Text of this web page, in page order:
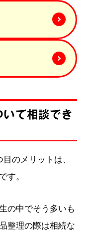
いて相談でき
のメリットは、
す。
の中でそう多いも
整理の際は相続な